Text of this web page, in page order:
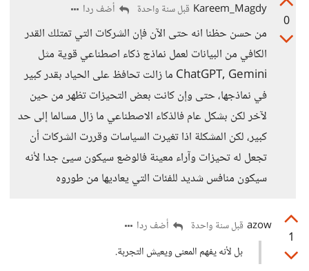
0
Kareem_Magdy قبل سنة واحدة أضف ردا
من حسن حظنا انه حتى الآن فإن الشركات التي تمتلك القدر
الكافي من البيانات لعمل نماذج ذكاء اصطناعي قوية مثل
ChatGPT, Gemini ما زالت تحافظ على الحياد بقدر كبير
في نماذجها، حتى وإن كانت بعض التحيزات تظهر من حين
لآخر لكن بشكل عام فالذكاء الاصطناعي ما زال مسالما إلى حد
كبير، لكن المشكلة اذا تغيرت السياسات وقررت الشركات أن
تجعل له تحيزات وآراء معينة فالوضع سيكون سيئ جدا لأنه
سيكون منافس شديد للفئات التي يعاديها من طوروه
1
azow قبل سنة واحدة
أضف ردا
بل لأنه يفهم المعنى ويعيش التجربة.